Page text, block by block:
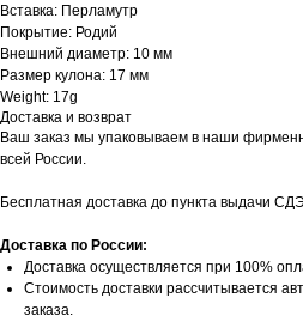
Вставка: Перламутр
Покрытие: Родий
Внешний диаметр: 10 мм
Рaзмер кулона: 17 мм
Weight: 17g
Доставка и возврат
Ваш заказ мы упаковываем в наши
всей России.
Бесплатная доставка до пункта выдачи
Доставка по России:
Доставка осуществляется при 100%
Стоимость доставки рассчитывается
заказа.